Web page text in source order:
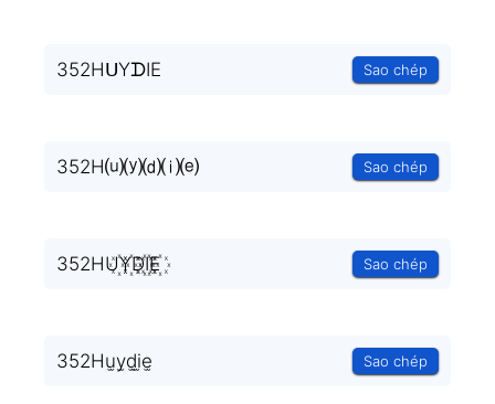
352HᑌYᗪIE Sao chép
352H⒰⒴⒟⒤⒠ Sao chép
352HU꙰Y꙰D꙰I꙰E꙰ Sao chép
352Hu̫y̫d̫i̫e̫ Sao chép